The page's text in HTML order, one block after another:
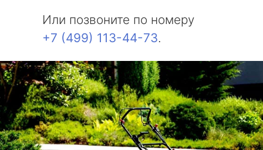
Или позвоните по номеру
+7 (499) 113-44-73.